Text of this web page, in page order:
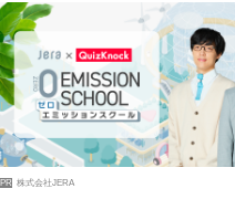
PR 株式会社JERA